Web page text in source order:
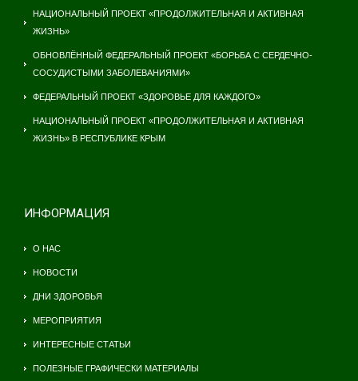
НАЦИОНАЛЬНЫЙ ПРОЕКТ «ПРОДОЛЖИТЕЛЬНАЯ И АКТИВНАЯ
ЖИЗНЬ»
ОБНОВЛЁННЫЙ ФЕДЕРАЛЬНЫЙ ПРОЕКТ «БОРЬБА С СЕРДЕЧНО-
СОСУДИСТЫМИ ЗАБОЛЕВАНИЯМИ»
ФЕДЕРАЛЬНЫЙ ПРОЕКТ «ЗДОРОВЬЕ ДЛЯ КАЖДОГО»
НАЦИОНАЛЬНЫЙ ПРОЕКТ «ПРОДОЛЖИТЕЛЬНАЯ И АКТИВНАЯ
ЖИЗНЬ» В РЕСПУБЛИКЕ КРЫМ
ИНФОРМАЦИЯ
О НАС
НОВОСТИ
ДНИ ЗДОРОВЬЯ
МЕРОПРИЯТИЯ
ИНТЕРЕСНЫЕ СТАТЬИ
ПОЛЕЗНЫЕ ГРАФИЧЕСКИ МАТЕРИАЛЫ